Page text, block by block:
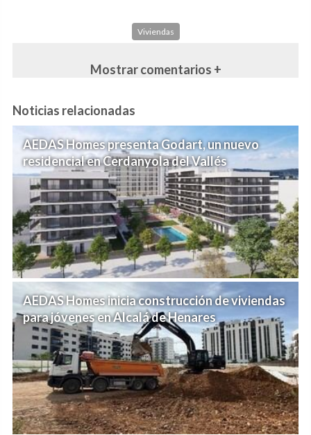
Viviendas
Mostrar comentarios +
Noticias relacionadas
AEDAS Homes presenta Godart, un nuevo
residencial en Cerdanyola del Vallés
AEDAS Homes inicia construcción de viviendas
para jóvenes en Alcalá de Henares